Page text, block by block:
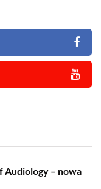
Audiology – nowa